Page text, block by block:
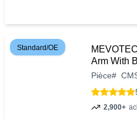
Standard/OE
Arm With
Pièce#
2,900+